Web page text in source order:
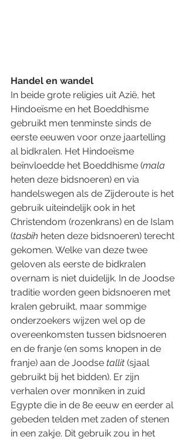
Handel en wandel
In beide grote religies uit Azië, het
Hindoeïsme en het Boeddhisme
gebruikt men tenminste sinds de
eerste eeuwen voor onze jaartelling
al bidkralen. Het Hindoeïsme
beïnvloedde het Boeddhisme (mala
heten deze bidsnoeren) en via
handelswegen als de Zijderoute is het
gebruik uiteindelijk ook in het
Christendom (rozenkrans) en de Islam
(tasbih heten deze bidsnoeren) terecht
gekomen. Welke van deze twee
geloven als eerste de bidkralen
overnam is niet duidelijk. In de Joodse
traditie worden geen bidsnoeren met
kralen gebruikt, maar sommige
onderzoekers wijzen wel op de
overeenkomsten tussen bidsnoeren
en de franje (en soms knopen in de
franje) aan de Joodse tallit (sjaal
gebruikt bij het bidden). Er zijn
verhalen over monniken in zuid
Egypte die in de 8e eeuw en eerder al
gebeden telden met zaden of stenen
in een zakje. Dit gebruik zou in het